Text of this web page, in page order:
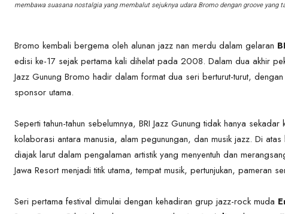
membawa suasana nostalgia yang membalut sejuknya udara Bromo dengan groove yang
Bromo kembali bergema oleh alunan jazz nan merdu dalam gelaran
edisi ke-17 sejak pertama kali dihelat pada 2008. Dalam dua akhir
Jazz Gunung Bromo hadir dalam format dua seri berturut-turut,
sponsor utama.
Seperti tahun-tahun sebelumnya, BRI Jazz Gunung tidak hanya
kolaborasi antara manusia, alam pegunungan, dan musik jazz. Di
diajak larut dalam pengalaman artistik yang menyentuh dan
Jawa Resort menjadi titik utama, tempat musik, pertunjukan, pameran
Seri pertama festival dimulai dengan kehadiran grup jazz-rock muda